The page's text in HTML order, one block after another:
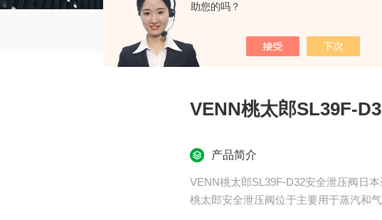
助您的吗？
VENN桃太郎SL39F-
产品简介
VENN桃太郎SL39F-D32安全泄压阀日本
桃太郎安全泄压阀位于主要用于蒸汽和